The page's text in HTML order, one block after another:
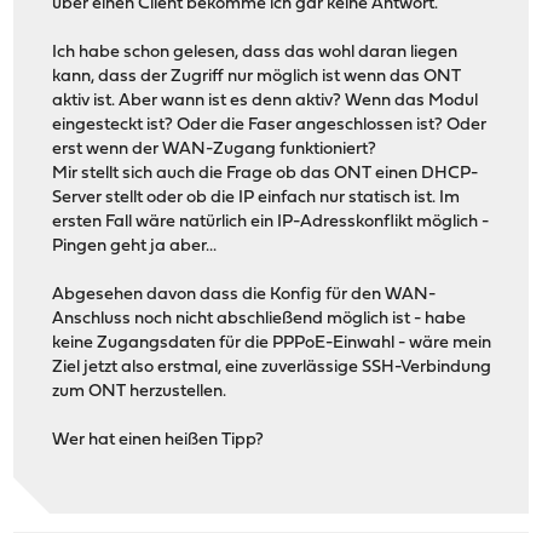
über einen Client bekomme ich gar keine Antwort.
Ich habe schon gelesen, dass das wohl daran liegen
kann, dass der Zugriff nur möglich ist wenn das ONT
aktiv ist. Aber wann ist es denn aktiv? Wenn das Modul
eingesteckt ist? Oder die Faser angeschlossen ist? Oder
erst wenn der WAN-Zugang funktioniert?
Mir stellt sich auch die Frage ob das ONT einen DHCP-
Server stellt oder ob die IP einfach nur statisch ist. Im
ersten Fall wäre natürlich ein IP-Adresskonflikt möglich -
Pingen geht ja aber...
Abgesehen davon dass die Konfig für den WAN-
Anschluss noch nicht abschließend möglich ist - habe
keine Zugangsdaten für die PPPoE-Einwahl - wäre mein
Ziel jetzt also erstmal, eine zuverlässige SSH-Verbindung
zum ONT herzustellen.
Wer hat einen heißen Tipp?